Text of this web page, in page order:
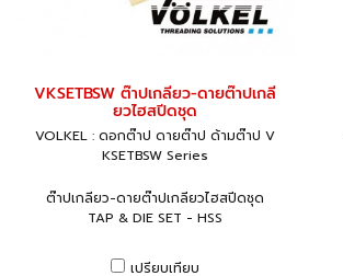
VKSETBSW ต๊าปเกลียว-ดายต๊าปเกลี
ยวไฮสปีดชุด
VOLKEL : ดอกต๊าป ดายต๊าป ด้ามต๊าป V
KSETBSW Series
ต๊าปเกลียว-ดายต๊าปเกลียวไฮสปีดชุด
TAP & DIE SET - HSS
เปรียบเทียบ